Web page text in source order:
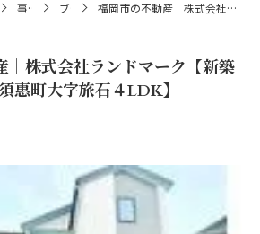
事業内容 ブログ 福岡市の不動産｜株式会社ランドマーク【新築戸建のご紹介/須惠町大字旅石４LDK】
｜株式会社ランドマーク【新築
惠町大字旅石４LDK】